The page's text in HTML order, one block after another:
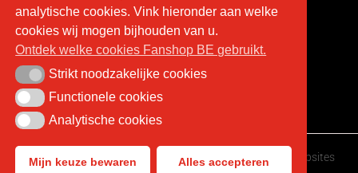
Levering
Privacy
Retourneren
Algemene voorwaarden
info@fan-shop.be
BTW BE 0879.850.673
Fan-shop.be © Copyright 2026 | Gemaakt doorHappyWebsites
analytische cookies. Vink hieronder aan welke
cookies wij mogen bijhouden van u.
Ontdek welke cookies Fanshop BE gebruikt.
Strikt noodzakelijke cookies
Strikt noodzakelijke cookies
Functionele cookies
Functionele cookies
Analytische cookies
Analytische cookies
Mijn keuze bewaren Alles accepteren